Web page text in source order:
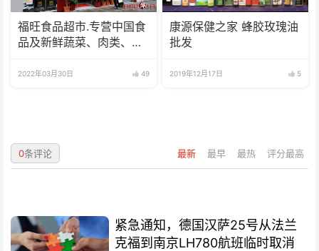
福旺食品超市.专营中国食
品及新鲜蔬菜、肉类、
2022年03月30日 49
康源保健之家 蜂胶玫瑰油
批发
2019年12月17日 5
最新 最早 最热 评分最高
0条评论
紧急通知，德国汉萨25号从法兰
克福到南京LH780航班临时取消